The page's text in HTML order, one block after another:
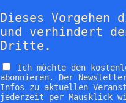
Dieses
und verhindert
Dritte.
Ich möchte den
abonnieren. Der
Infos zu aktuellen
jederzeit per Mausklick